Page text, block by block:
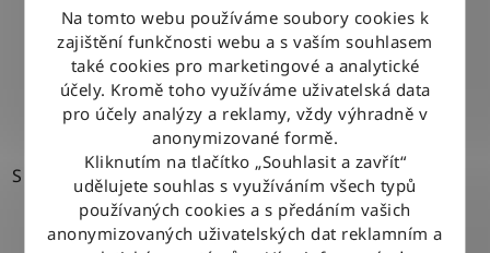
Na tomto webu používáme soubory cookies k
zajištění funkčnosti webu a s vaším souhlasem
také cookies pro marketingové a analytické
účely. Kromě toho využíváme uživatelská data
pro účely analýzy a reklamy, vždy výhradně v
anonymizované formě.
Kliknutím na tlačítko „Souhlasit a zavřít“
udělujete souhlas s využíváním všech typů
používaných cookies a s předáním vašich
anonymizovaných uživatelských dat reklamním a
1 279 Kč
DETAIL
S